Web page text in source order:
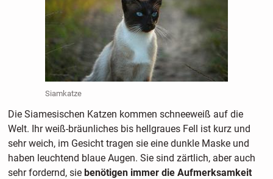
Siamkatze
Die Siamesischen Katzen kommen schneeweiß auf die
Welt. Ihr weiß-bräunliches bis hellgraues Fell ist kurz und
sehr weich, im Gesicht tragen sie eine dunkle Maske und
haben leuchtend blaue Augen. Sie sind zärtlich, aber auch
sehr fordernd, sie benötigen immer die Aufmerksamkeit